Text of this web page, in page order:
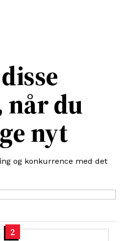
når du
nyt
og konkurrence med det
2